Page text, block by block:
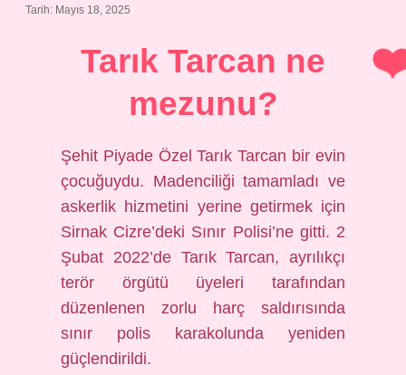
Tarih: Mayıs 18, 2025
Tarık Tarcan ne
mezunu?
Şehit Piyade Özel Tarık Tarcan bir evin
çocuğuydu. Madenciliği tamamladı ve
askerlik hizmetini yerine getirmek için
Sirnak Cizre’deki Sınır Polisi’ne gitti. 2
Şubat 2022’de Tarık Tarcan, ayrılıkçı
terör örgütü üyeleri tarafından
düzenlenen zorlu harç saldırısında
sınır polis karakolunda yeniden
güçlendirildi.